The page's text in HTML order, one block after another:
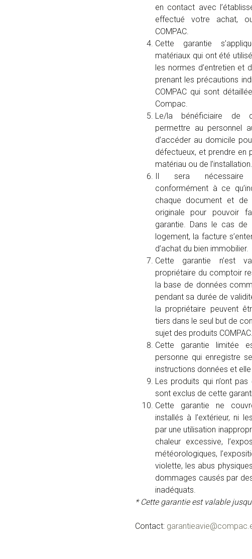
en contact avec
effectué votre achat,
COMPAC.
Cette garantie
matériaux qui ont été
les normes d’entretien et
prenant les précautions
COMPAC qui sont
Compac.
Le/la bénéficiaire de
permettre au personnel
d’accéder au domicile
défectueux, et prendre en
matériau ou de l’installation.
Il sera nécessaire
conformément à ce
chaque document et de
originale pour pouvoir
garantie. Dans le cas de
logement, la facture
d’achat du bien immobilier.
Cette garantie n’est
propriétaire du comptoir
la base de données
pendant sa durée de
la propriétaire peuvent
tiers dans le seul but de
sujet des produits COMPAC.
Cette garantie limitée
personne qui enregistre
instructions données et
Les produits qui n’ont
sont exclus de cette
Cette garantie ne
installés à l’extérieur, ni
par une utilisation
chaleur excessive,
météorologiques,
violette, les abus
dommages causés par
inadéquats.
* Cette garantie est valable
Contact: